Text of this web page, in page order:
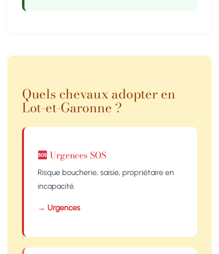
Quels chevaux adopter en
Lot-et-Garonne ?
Urgences SOS
Risque boucherie, saisie, propriétaire en
incapacité.
→ Urgences